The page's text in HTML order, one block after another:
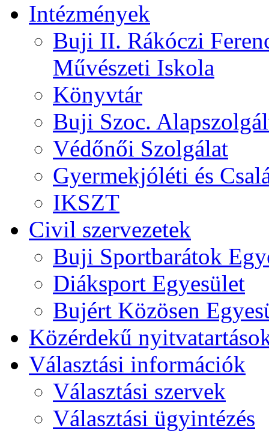
Intézmények
Buji II. Rákóczi
Művészeti Iskola
Könyvtár
Buji Szoc.
Védőnői Szolgálat
Gyermekjóléti és
IKSZT
Civil szervezetek
Buji Sportbarátok
Diáksport Egyesület
Bujért Közösen
Közérdekű
Választási információk
Választási szervek
Választási ügyintézés